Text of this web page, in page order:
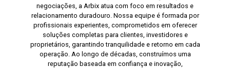
negociações, a Arbix atua com foco em resultados e
relacionamento duradouro. Nossa equipe é formada por
profissionais experientes, comprometidos em oferecer
soluções completas para clientes, investidores e
proprietários, garantindo tranquilidade e retorno em cada
operação. Ao longo de décadas, construímos uma
reputação baseada em confiança e inovação,